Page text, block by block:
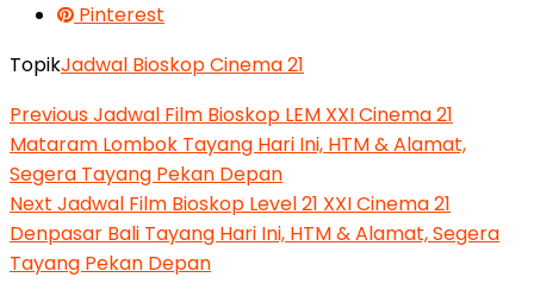
Pinterest
TopikJadwal Bioskop Cinema 21
PreviousJadwal Film Bioskop LEM XXI Cinema 21
Mataram Lombok Tayang Hari Ini, HTM & Alamat,
Segera Tayang Pekan Depan
Next Jadwal Film Bioskop Level 21 XXI Cinema 21
Denpasar Bali Tayang Hari Ini, HTM & Alamat, Segera
Tayang Pekan Depan